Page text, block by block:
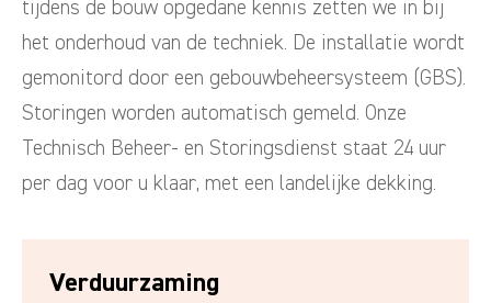
tijdens de bouw opgedane kennis zetten we in bij
het onderhoud van de techniek. De installatie wordt
gemonitord door een gebouwbeheersysteem (GBS).
Storingen worden automatisch gemeld. Onze
Technisch Beheer- en Storingsdienst staat 24 uur
per dag voor u klaar, met een landelijke dekking.
Verduurzaming